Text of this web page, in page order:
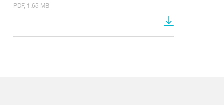
PDF, 1.65 MB